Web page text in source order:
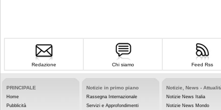
Redazione Chi siamo Feed Rss
PRINCIPALE
Home
Pubblicità
Notizie in primo piano
Rassegna Internazionale
Servizi e Approfondimenti
Notizie, News -
Notizie News Italia
Notizie News Mondo